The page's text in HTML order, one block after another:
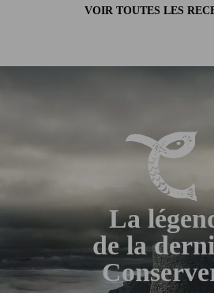
VOIR TOUTES LES
La
de la